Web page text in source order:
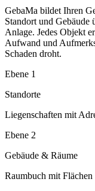
GebaMa bildet Ihren
Standort und Gebäude
Anlage. Jedes Objekt
Aufwand und
Schaden droht.
Ebene 1
Standorte
Liegenschaften mit
Ebene 2
Gebäude & Räume
Raumbuch mit